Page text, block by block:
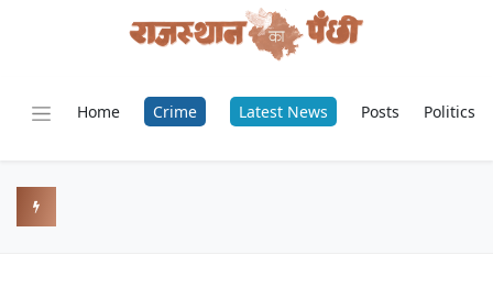
Home Crime Latest News Posts Politics